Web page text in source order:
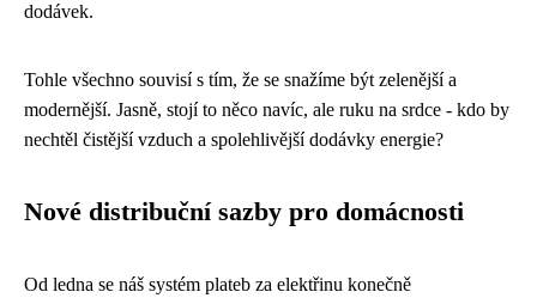
dodávek.
Tohle všechno souvisí s tím, že se snažíme být zelenější a
modernější. Jasně, stojí to něco navíc, ale ruku na srdce - kdo by
nechtěl čistější vzduch a spolehlivější dodávky energie?
Nové distribuční sazby pro domácnosti
Od ledna se náš systém plateb za elektřinu konečně